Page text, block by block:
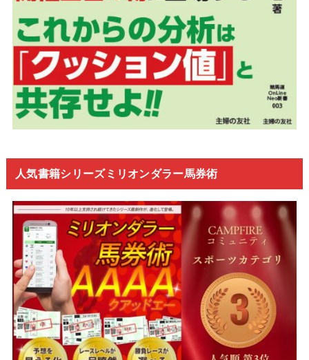
人気書籍シリーズミリオンダラー馬券術